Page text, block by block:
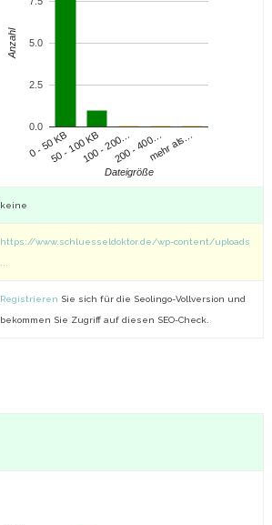
0 - 50 KB50 - 100 KB100 - 200…200 - 400…mehr als…
0.0
2.5
5.0
Dateigröße
Anzahl
keine
https://www.schluesseldoktor.de/wp-content/uploads
Registrieren Sie sich für die Seolingo-Vollversion und
bekommen Sie Zugriff auf diesen SEO-Check.